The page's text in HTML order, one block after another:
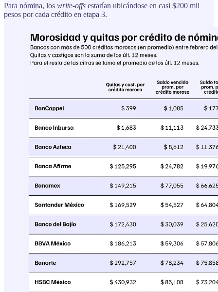
Para nómina, los write-offs estarían ubicándose en casi $200 mil
pesos por cada crédito en etapa 3.